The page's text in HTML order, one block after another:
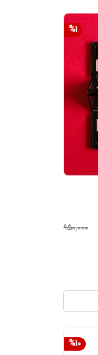
%1
۹۵۰٬۰۰۰
%10